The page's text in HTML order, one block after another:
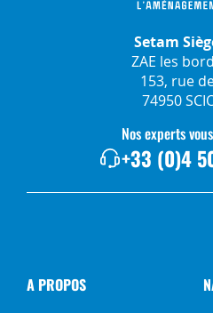
Setam
ZAE les
153, rue
74950
Nos experts
+33 (0)4
A PROPOS